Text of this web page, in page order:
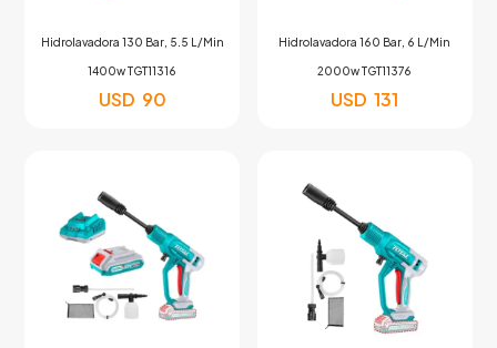
Hidrolavadora 130 Bar, 5.5 L/Min
1400w TGT11316
USD 90
Hidrolavadora 160 Bar, 6 L/Min
2000w TGT11376
USD 131